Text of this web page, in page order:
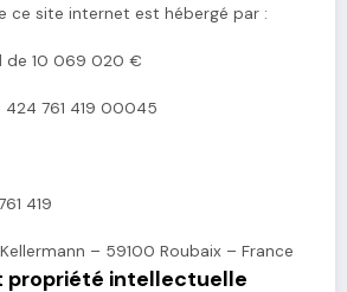
ce site internet est hébergé par :
de 10 069 020 €
424 761 419 00045
419
– 59100 Roubaix – France
propriété intellectuelle